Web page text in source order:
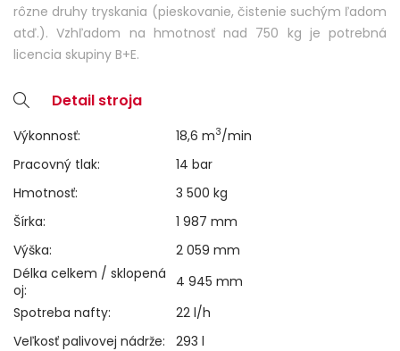
rôzne druhy tryskania (pieskovanie, čistenie suchým ľadom
atď.). Vzhľadom na hmotnosť nad 750 kg je potrebná
licencia skupiny B+E.
Detail stroja
Výkonnosť: 18,6 m3/min
Pracovný tlak:
14 bar
Hmotnosť:
3 500 kg
Šírka:
1 987 mm
Výška:
2 059 mm
Délka celkem / sklopená
oj:
4 945 mm
Spotreba nafty:
22 l/h
Veľkosť palivovej nádrže:
293 l